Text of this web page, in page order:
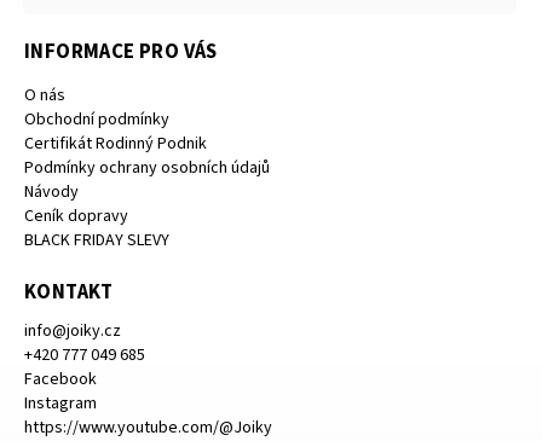
INFORMACE PRO VÁS
O nás
Obchodní podmínky
Certifikát Rodinný Podnik
Podmínky ochrany osobních údajů
Návody
Ceník dopravy
BLACK FRIDAY SLEVY
KONTAKT
info@joiky.cz
+420 777 049 685
Facebook
Instagram
https://www.youtube.com/@Joiky